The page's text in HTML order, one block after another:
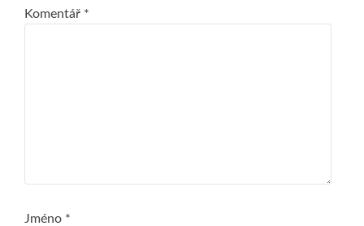
Komentář *
Jméno *